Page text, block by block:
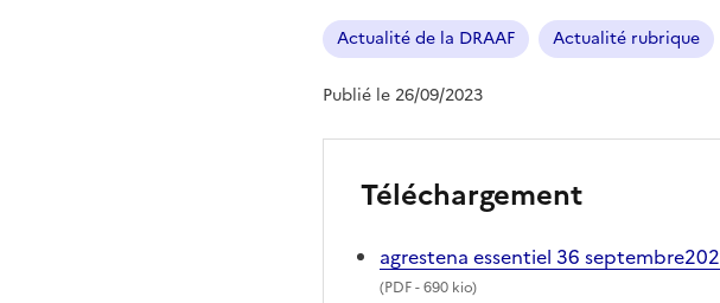
Actualité de la DRAAF Actualité rubrique
Publié le 26/09/2023
Téléchargement
agrestena essentiel 36
(PDF- 690 kio)